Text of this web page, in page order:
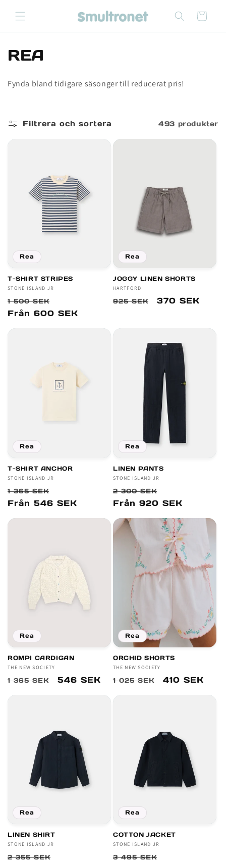
till
Varukorg
P
o
u
e
:
REA
Fynda bland tidigare säsonger till reducerat pris!
Filtrera och sortera 493 produkter
Rea
T-SHIRT STRIPES
Säljare:
STONE ISLAND JR
Ordinarie
pris
1 500 SEK
Försäljningspris
Från 600 SEK
Rea
JOGGY LINEN SHORTS
Säljare:
HARTFORD
Ordinarie
925 SEK 370 SEK
Rea
T-SHIRT ANCHOR
Säljare:
STONE ISLAND JR
Ordinarie
pris
1 365 SEK
Försäljningspris
Från 546 SEK
Rea
LINEN PANTS
Säljare:
STONE ISLAND JR
Ordinarie
pris
2 300 SEK
Från 920 SEK
Rea
ROMPI CARDIGAN
Säljare:
THE NEW SOCIETY
Ordinarie
1 365 SEK Försäljningspris
546 SEK
Rea
ORCHID SHORTS
Säljare:
THE NEW SOCIETY
Ordinarie
1 025 SEK 410 SEK
Rea
LINEN SHIRT
Säljare:
STONE ISLAND JR
Ordinarie
2 355 SEK
Försäljningspris
Rea
COTTON JACKET
Säljare:
STONE ISLAND JR
Ordinarie
3 495 SEK